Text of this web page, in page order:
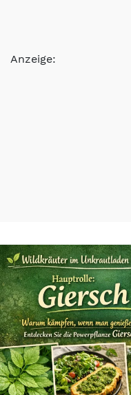
Anzeige: